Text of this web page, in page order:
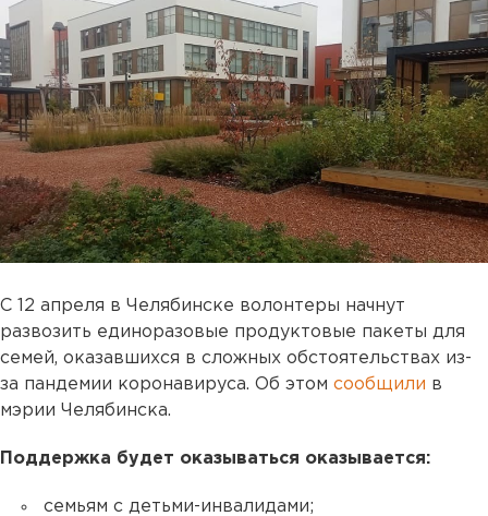
С 12 апреля в Челябинске волонтеры начнут
развозить единоразовые продуктовые пакеты для
семей, оказавшихся в сложных обстоятельствах из-
за пандемии коронавируса. Об этом сообщили в
мэрии Челябинска.
Поддержка будет оказываться оказывается:
семьям с детьми-инвалидами;